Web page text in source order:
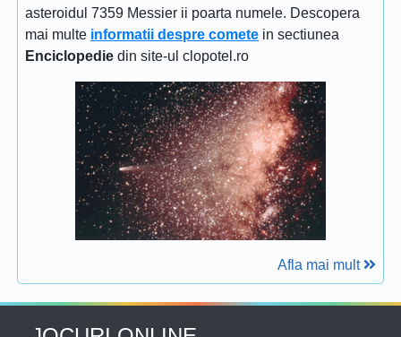
asteroidul 7359 Messier ii poarta numele. Descopera
mai multe informatii despre comete in sectiunea
Enciclopedie din site-ul clopotel.ro
Afla mai mult